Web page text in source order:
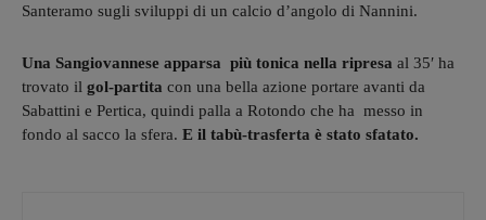
Santeramo sugli sviluppi di un calcio d’angolo di Nannini.
Una Sangiovannese apparsa più tonica nella ripresa al 35′ ha
trovato il gol-partita con una bella azione portare avanti da
Sabattini e Pertica, quindi palla a Rotondo che ha messo in
fondo al sacco la sfera. E il tabù-trasferta è stato sfatato.